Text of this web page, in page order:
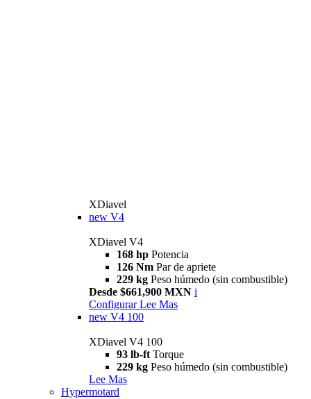
XDiavel
new V4
XDiavel V4
168 hp Potencia
126 Nm Par de apriete
229 kg Peso húmedo (sin combustible)
Desde $661,900 MXN i
Configurar Lee Mas
new V4 100
XDiavel V4 100
93 lb-ft Torque
229 kg Peso húmedo (sin combustible)
Lee Mas
Hypermotard